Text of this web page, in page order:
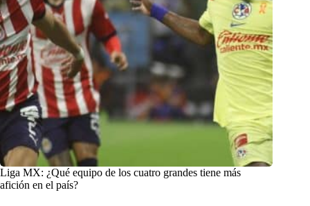
Liga MX: ¿Qué equipo de los cuatro grandes tiene más
afición en el país?